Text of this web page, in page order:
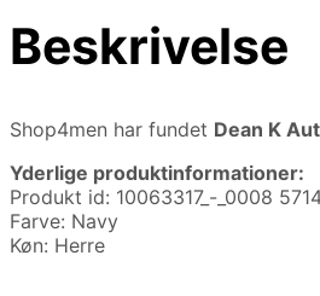
Beskrivelse
Shop4men har fundet Dean K
Yderlige produktinformationer:
Produkt id: 10063317_-_0008
Farve: Navy
Køn: Herre